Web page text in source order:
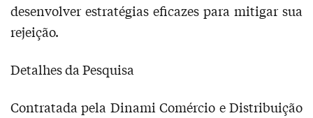
desenvolver estratégias eficazes para mitigar sua
rejeição.
Detalhes da Pesquisa
Contratada pela Dinami Comércio e Distribuição